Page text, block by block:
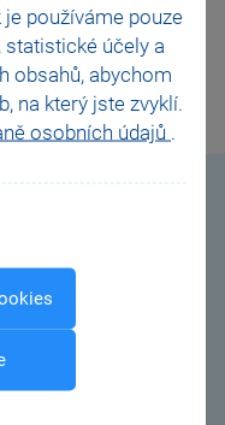
je používáme pouze
statistické účely a
obsahů, abychom
na který jste zvyklí.
osobních údajů .